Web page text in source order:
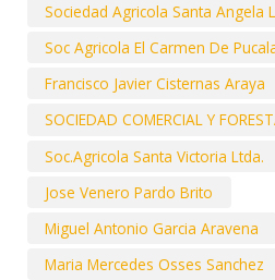
Sociedad Agricola Santa Angela
Soc Agricola El Carmen De
Francisco Javier Cisternas Araya
SOCIEDAD COMERCIAL Y
Soc.Agricola Santa Victoria Ltda.
Jose Venero Pardo Brito
Miguel Antonio Garcia Aravena
Maria Mercedes Osses Sanchez